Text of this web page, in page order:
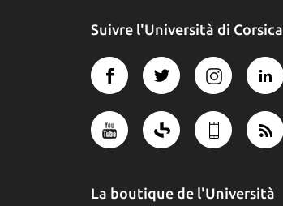
Suivre l'Università di Corsica
La boutique de l'Università